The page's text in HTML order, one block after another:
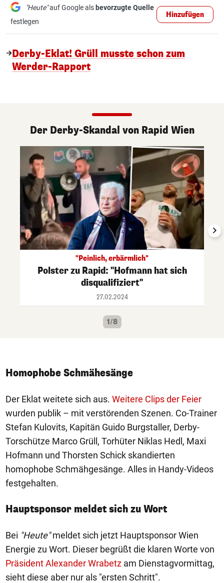
"Heute"auf Google als bevorzugte Quelle
festlegen
Hinzufügen
Derby-Eklat! Grüll musste schon zum
Werder-Rapport
Der Derby-Skandal von Rapid Wien
"Peinlich, erbärmlich"
Polster zu Rapid: "Hofmann hat sich
disqualifiziert"
27.02.2024
1/8
Homophobe Schmähesänge
Der Eklat weitete sich aus. Weitere Clips der Feier
wurden publik – mit verstörenden Szenen. Co-Trainer
Stefan Kulovits, Kapitän Guido Burgstaller, Derby-
Torschütze Marco Grüll, Torhüter Niklas Hedl, Maxi
Hofmann und Thorsten Schick skandierten
homophobe Schmähgesänge. Alles in Handy-Videos
festgehalten.
Hauptsponsor meldet sich zu Wort
Bei "Heute"meldet sich jetzt Hauptsponsor Wien
Energie zu Wort. Dieser begrüßt die klaren Worte von
Präsident Alexander Wrabetz am Dienstagvormittag,
sieht diese aber nur als "ersten Schritt".